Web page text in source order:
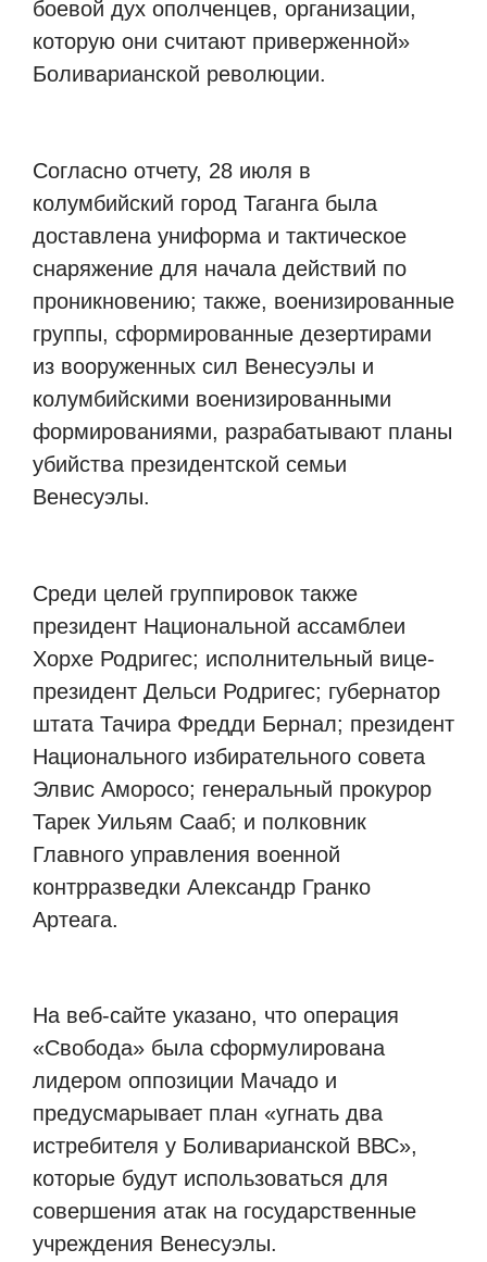
боевой дух ополченцев, организации,
которую они считают приверженной»
Боливарианской революции.
Согласно отчету, 28 июля в
колумбийский город Таганга была
доставлена униформа и тактическое
снаряжение для начала действий по
проникновению; также, военизированные
группы, сформированные дезертирами
из вооруженных сил Венесуэлы и
колумбийскими военизированными
формированиями, разрабатывают планы
убийства президентской семьи
Венесуэлы.
Среди целей группировок также
президент Национальной ассамблеи
Хорхе Родригес; исполнительный вице-
президент Дельси Родригес; губернатор
штата Тачира Фредди Бернал; президент
Национального избирательного совета
Элвис Аморосо; генеральный прокурор
Тарек Уильям Сааб; и полковник
Главного управления военной
контрразведки Александр Гранко
Артеага.
На веб-сайте указано, что операция
«Свобода» была сформулирована
лидером оппозиции Мачадо и
предусмарывает план «угнать два
истребителя у Боливарианской ВВС»,
которые будут использоваться для
совершения атак на государственные
учреждения Венесуэлы.